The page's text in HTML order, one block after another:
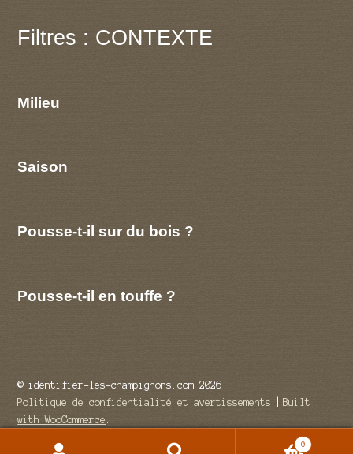
Filtres : CONTEXTE
Milieu
Saison
Pousse-t-il sur du bois ?
Pousse-t-il en touffe ?
© identifier-les-champignons.com 2026
Politique de confidentialité et avertissements
Built
with WooCommerce
0